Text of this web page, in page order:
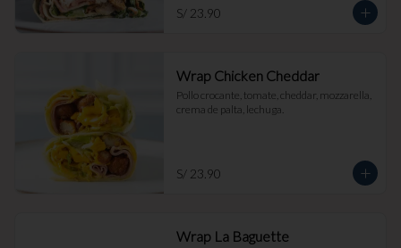
S/ 23.90
Wrap Chicken Cheddar
Pollo crocante, tomate, cheddar, mozzarella,
crema de palta, lechuga.
S/ 23.90
Wrap La Baguette